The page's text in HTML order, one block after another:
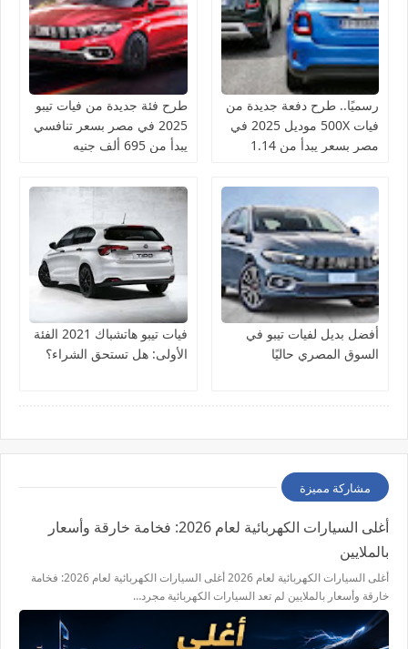
رسميًا.. طرح دفعة جديدة من
فيات 500X موديل 2025 في
مصر بسعر يبدأ من 1.14
طرح فئة جديدة من فيات تيبو
2025 في مصر بسعر تنافسي
يبدأ من 695 ألف جنيه
أفضل بديل لفيات تيبو في
السوق المصري حاليًا
فيات تيبو هاتشباك 2021 الفئة
الأولى: هل تستحق الشراء؟
مشاركة مميزة
أغلى السيارات الكهربائية لعام 2026: فخامة خارقة وأسعار
بالملايين
أغلى السيارات الكهربائية لعام 2026 أغلى السيارات الكهربائية لعام 2026: فخامة
خارقة وأسعار بالملايين لم تعد السيارات الكهربائية مجرد…